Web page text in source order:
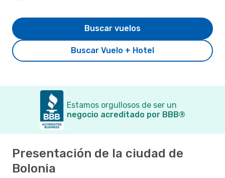
Buscar Vuelo + Hotel
Buscar vuelos
Estamos orgullosos de ser un
negocio acreditado por BBB®
Presentación de la ciudad de
Bolonia